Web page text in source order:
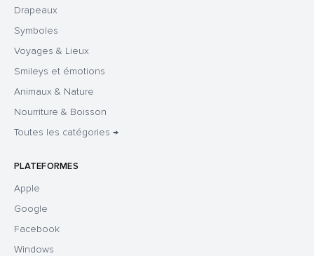
Drapeaux
Symboles
Voyages & Lieux
Smileys et émotions
Animaux & Nature
Nourriture & Boisson
Toutes les catégories →
PLATEFORMES
Apple
Google
Facebook
Windows